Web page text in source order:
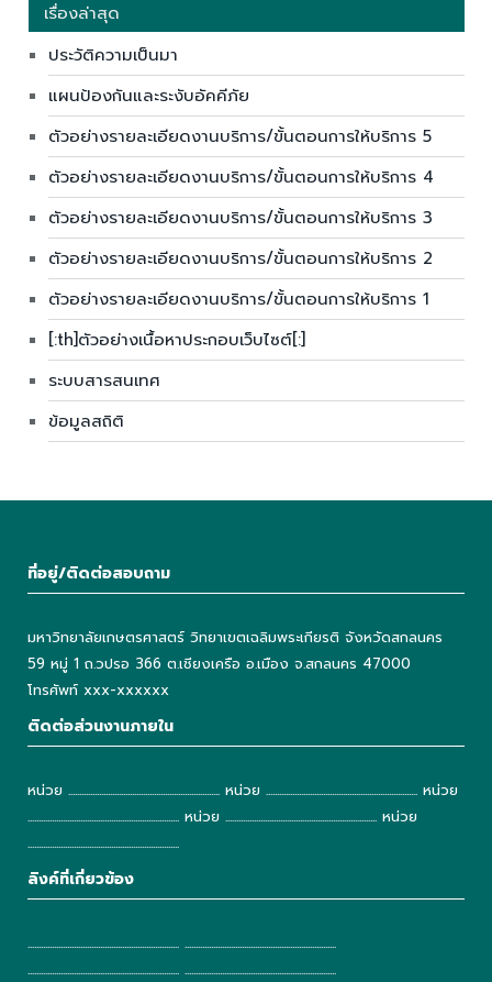
เรื่องล่าสุด
ประวัติความเป็นมา
แผนป้องกันและระงับอัคคีภัย
ตัวอย่างรายละเอียดงานบริการ/ขั้นตอนการให้บริการ 5
ตัวอย่างรายละเอียดงานบริการ/ขั้นตอนการให้บริการ 4
ตัวอย่างรายละเอียดงานบริการ/ขั้นตอนการให้บริการ 3
ตัวอย่างรายละเอียดงานบริการ/ขั้นตอนการให้บริการ 2
ตัวอย่างรายละเอียดงานบริการ/ขั้นตอนการให้บริการ 1
[:th]ตัวอย่างเนื้อหาประกอบเว็บไซต์[:]
ระบบสารสนเทศ
ข้อมูลสถิติ
ที่อยู่/ติดต่อสอบถาม
มหาวิทยาลัยเกษตรศาสตร์ วิทยาเขตเฉลิมพระเกียรติ จังหวัดสกลนคร
59 หมู่ 1 ถ.วปรอ 366 ต.เชียงเครือ อ.เมือง จ.สกลนคร 47000
โทรศัพท์ xxx-xxxxxx
ติดต่อส่วนงานภายใน
หน่วย ..................................................................... หน่วย ..................................................................... หน่วย
..................................................................... หน่วย ..................................................................... หน่วย
.....................................................................
ลิงค์ที่เกี่ยวข้อง
..................................................................... .....................................................................
..................................................................... .....................................................................